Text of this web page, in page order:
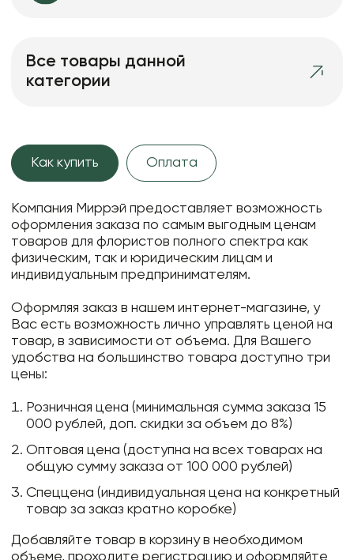
Все товары данной
категории
Как купить Оплата
Компания Миррэй предоставляет возможность
оформления заказа по самым выгодным ценам
товаров для флористов полного спектра как
физическим, так и юридическим лицам и
индивидуальным предпринимателям.
Оформляя заказ в нашем интернет-магазине, у
Вас есть возможность лично управлять ценой на
товар, в зависимости от объема. Для Вашего
удобства на большинство товара доступно три
цены:
Розничная цена (минимальная сумма заказа 15
000 рублей, доп. скидки за объем до 8%)
Оптовая цена (доступна на всех товарах на
общую сумму заказа от 100 000 рублей)
Спеццена (индивидуальная цена на конкретный
товар за заказ кратно коробке)
Добавляйте товар в корзину в необходимом
объеме, проходите регистрацию и оформляйте